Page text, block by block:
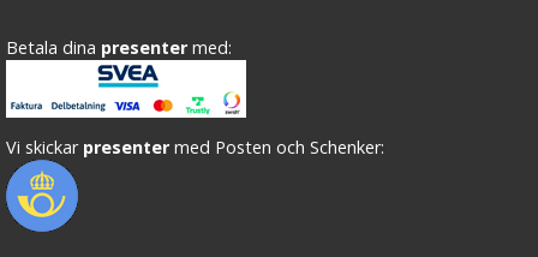
Betala dina presenter med:
Vi skickar presenter med Posten och Schenker: